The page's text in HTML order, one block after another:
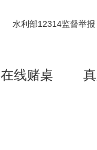
水利部12314监督举报
在线赌桌